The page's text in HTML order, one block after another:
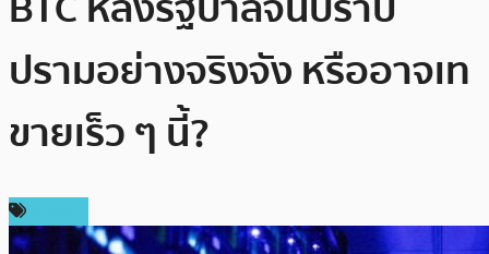
ปรามอย่างจริงจัง หรืออาจเท
ขายเร็ว ๆ นี้?